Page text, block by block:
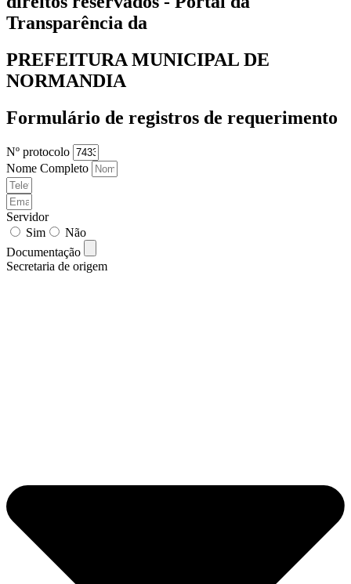
Transparência da
PREFEITURA MUNICIPAL DE
NORMANDIA
Formulário de registros de requerimento
Nº protocolo
Nome Completo
Servidor
Sim
Não
Documentação
Secretaria de origem